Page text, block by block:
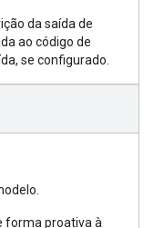
da saída de
ao código de
se configurado.
forma proativa à